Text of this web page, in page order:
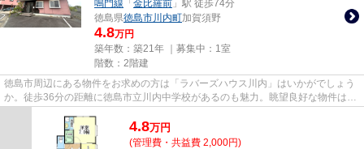
鳴門線 「 金比羅前 」駅 徒歩74分
徳島県徳島市川内町加賀須野
4.8万円
築年数：築21年 ｜募集中： 1室
階数：2階建
徳島市周辺にある物件をお求めの方は「ラバーズハウス川内」はいかがでしょう
か。徒歩36分の距離に徳島市立川内中学校があるのも魅力。眺望良好な物件はこ
4.8万円
(管理費・共益費 2,000円)